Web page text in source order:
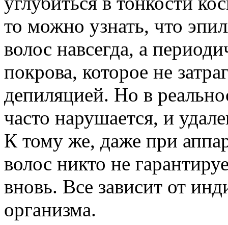
то можно узнать, что
волос навсегда, а
покрова, которое не
депиляцией. Но в
часто нарушается, и
К тому же, даже при
волос никто не
вновь. Все зависит от
организма.